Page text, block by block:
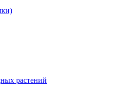
растений